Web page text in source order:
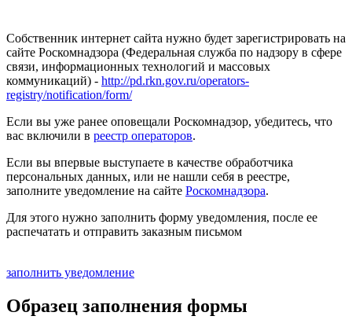
Собственник интернет сайта нужно будет зарегистрировать на
сайте Роскомнадзора (Федеральная служба по надзору в сфере
связи, информационных технологий и массовых
коммуникаций) - http://pd.rkn.gov.ru/operators-
registry/notification/form/
Если вы уже ранее оповещали Роскомнадзор, убедитесь, что
вас включили в реестр операторов.
Если вы впервые выступаете в качестве обработчика
персональных данных, или не нашли себя в реестре,
заполните уведомление на сайте Роскомнадзора.
Для этого нужно заполнить форму уведомления, после ее
распечатать и отправить заказным письмом
заполнить уведомление
Образец заполнения формы